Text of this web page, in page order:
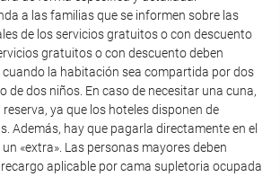
a las familias que se informen sobre las
de los servicios gratuitos o con descuento
gratuitos o con descuento deben
cuando la habitación sea compartida por dos
de dos niños. En caso de necesitar una cuna,
ya que los hoteles disponen de
Además, hay que pagarla directamente en el
«extra». Las personas mayores deben
aplicable por cama supletoria ocupada